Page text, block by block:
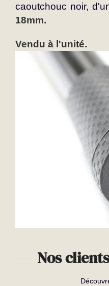
caoutchouc noir,
18mm.
Vendu à l'unité.
Nos